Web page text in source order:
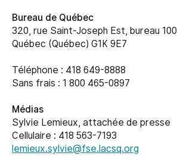
Bureau de Québec
320, rue Saint-Joseph Est, bureau 100
Québec (Québec) G1K 9E7
Téléphone : 418 649-8888
Sans frais : 1 800 465-0897
Médias
Sylvie Lemieux, attachée de presse
Cellulaire : 418 563-7193
lemieux.sylvie@fse.lacsq.org